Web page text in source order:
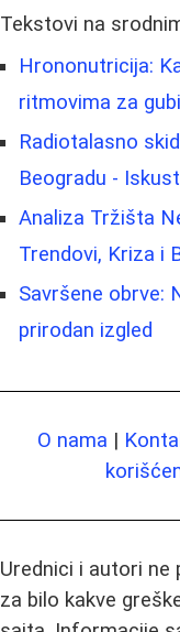
Tekstovi na
Hrononutricija:
ritmovima za
Radiotalasno
Beogradu -
Analiza Tržišta
Trendovi, Kriza i
Savršene obrve:
prirodan izgled
O nama |
Urednici i autori ne
za bilo kakve